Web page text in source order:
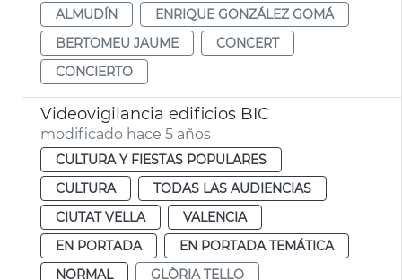
ALMUDÍN
ENRIQUE GONZÁLEZ GOMÁ
BERTOMEU JAUME
CONCERT
CONCIERTO
Videovigilancia edificios BIC
modificado hace 5 años
CULTURA Y FIESTAS POPULARES
CULTURA
TODAS LAS AUDIENCIAS
CIUTAT VELLA
VALENCIA
EN PORTADA
EN PORTADA TEMÁTICA
NORMAL
GLÒRIA TELLO